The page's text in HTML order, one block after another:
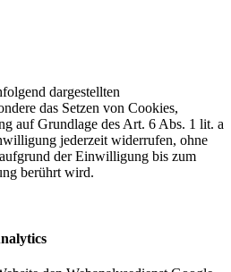
dargestellten
das Setzen von Cookies,
auf Grundlage des Art. 6 Abs. 1 lit. a
jederzeit widerrufen, ohne
der Einwilligung bis zum
berührt wird.